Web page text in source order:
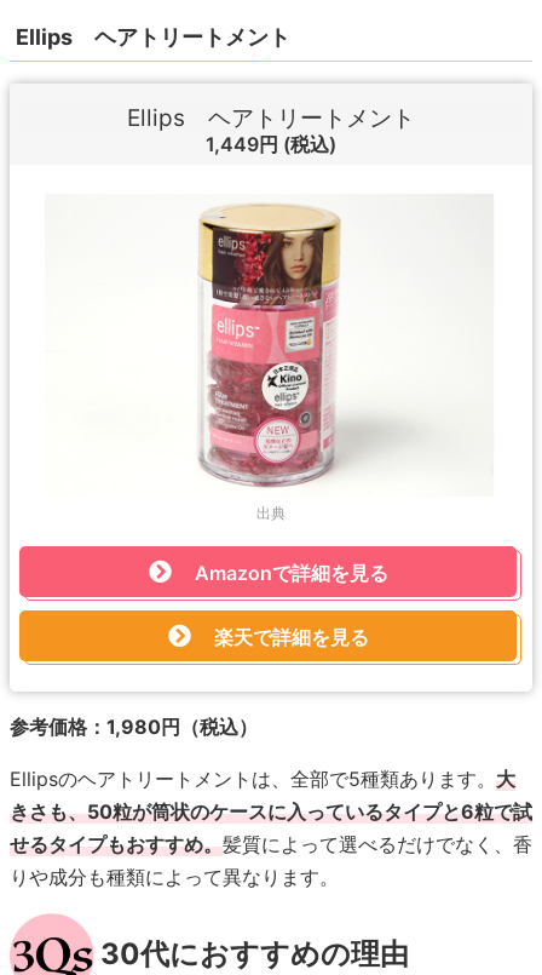
Ellips ヘアトリートメント
Ellips ヘアトリートメント
1,449円 (税込)
出典
Amazonで詳細を見る
楽天で詳細を見る
参考価格：1,980円（税込）
Ellipsのヘアトリートメントは、全部で5種類あります。 大
きさも、50粒が筒状のケースに入っているタイプと6粒で試
せるタイプもおすすめ。髪質によって選べるだけでなく、香
りや成分も種類によって異なります。
30代におすすめの理由